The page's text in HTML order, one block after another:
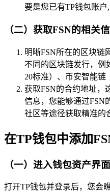
要是您已有TP钱包账户,
（二）获取FSN的相关
明晰FSN所在的区块链
不同的区块链发行，例
20标准）、币安智能链
获取FSN的合约地址，
信息，您能够通过FSN
社区等途径获取精准的
在TP钱包中添加
（一）进入钱包资产界面
打开TP钱包并登录后，您会